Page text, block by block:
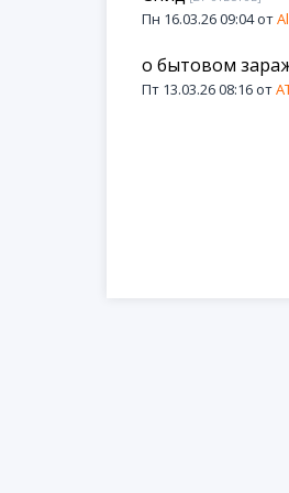
Пн 16.03.26 09:04 от
о бытовом
Пт 13.03.26 08:16 от